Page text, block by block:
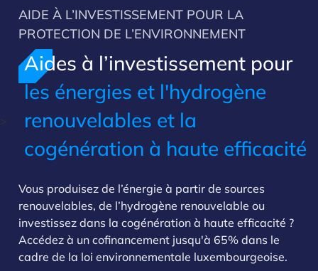
>
AIDE À L’INVESTISSEMENT POUR LA
PROTECTION DE L’ENVIRONNEMENT
Aides à l’investissement pour
les énergies et l'hydrogène
renouvelables et la
cogénération à haute efficacité
Vous produisez de l’énergie à partir de sources
renouvelables, de l’hydrogène renouvelable ou
investissez dans la cogénération à haute efficacité ?
Accédez à un cofinancement jusqu'à 65% dans le
cadre de la loi environnementale luxembourgeoise.